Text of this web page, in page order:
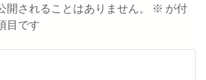
開されることはありません。 ※ が付
目です